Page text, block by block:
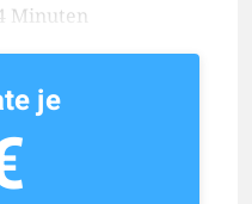
Minuten
je